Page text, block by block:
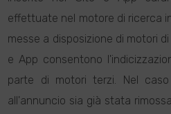
effettuate nel motore di ricerca
messe a disposizione di motori
e App consentono
parte di motori terzi. Nel
all'annuncio sia già stata